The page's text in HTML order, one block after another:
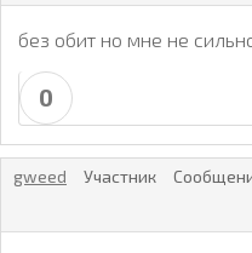
без обит но мне не
0
gweed Участник